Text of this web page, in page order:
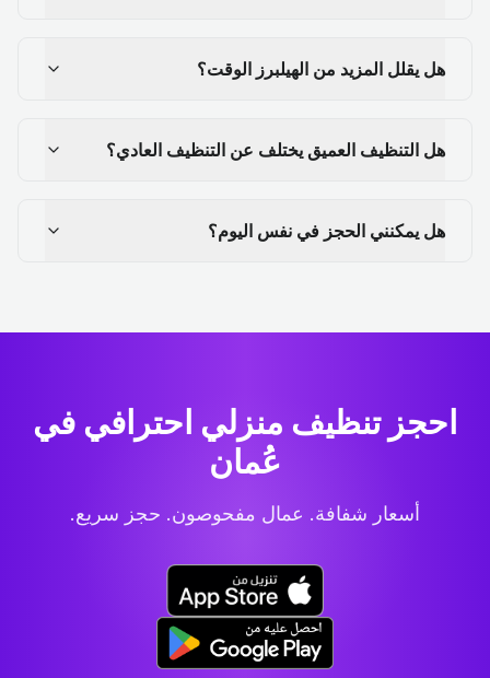
هل يقلل المزيد من الهيلبرز الوقت؟
هل التنظيف العميق يختلف عن التنظيف العادي؟
هل يمكنني الحجز في نفس اليوم؟
احجز تنظيف منزلي احترافي في
عُمان
أسعار شفافة. عمال مفحوصون. حجز سريع.